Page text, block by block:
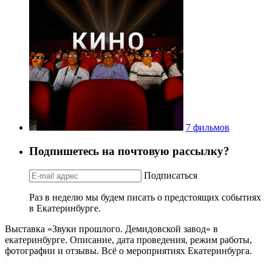
7 фильмов
Подпишетесь на почтовую рассылку?
Подписаться
Раз в неделю мы будем писать о предстоящих событиях
в Екатеринбурге.
Выставка «Звуки прошлого. Демидовской завод» в
екатеринбурге. Описание, дата проведения, режим работы,
фотографии и отзывы. Всё о мероприятиях Екатеринбурга.